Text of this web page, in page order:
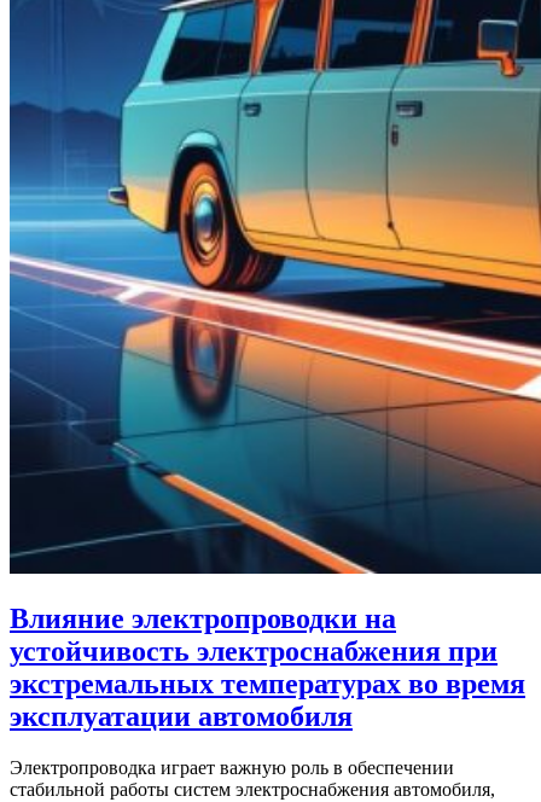
Влияние электропроводки на
устойчивость электроснабжения при
экстремальных температурах во время
эксплуатации автомобиля
Электропроводка играет важную роль в обеспечении
стабильной работы систем электроснабжения автомобиля,